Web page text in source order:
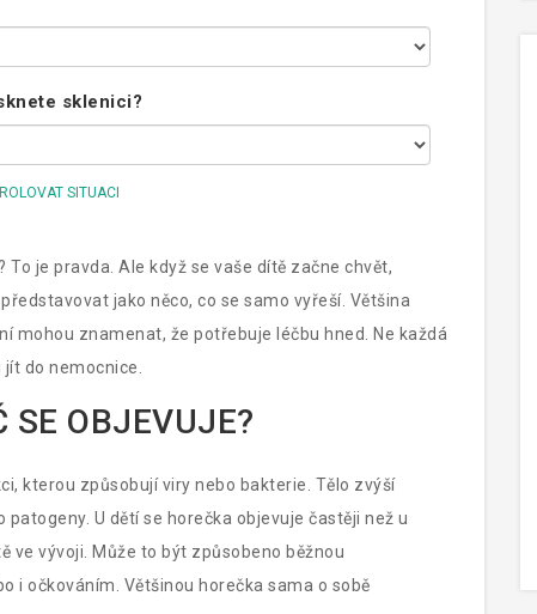
sklenici?
SITUACI
je pravda. Ale když se vaše dítě začne chvět,
jako něco, co se samo vyřeší. Většina
mohou znamenat, že potřebuje léčbu hned. Ne každá
do nemocnice.
SE OBJEVUJE?
kterou způsobují viry nebo bakterie . Tělo zvýší
U dětí se horečka objevuje častěji než u
ve vývoji. Může to být způsobeno běžnou
i očkováním. Většinou horečka sama o sobě